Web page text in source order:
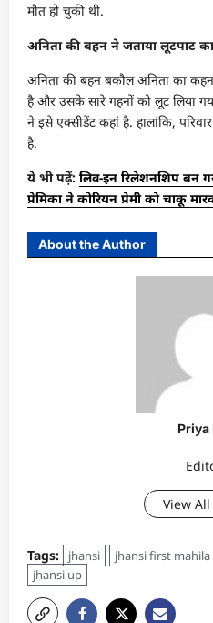
मौत हो चुकी थी.
अनिता की बहन ने जताया लूटपाट
अनिता की बहन बकौल अनिता का
है और उसके सारे गहनों को लूट लिया
ने इसे एक्सीडेंट कहां है. हालांकि,
है.
ये भी पढ़ें: लिव-इन रिलेशनशिप बन
प्रेमिका ने कोरियन प्रेमी को चाकू
About the Author
Priya
View All
Tags: jhansi
jhansi first
jhansi up